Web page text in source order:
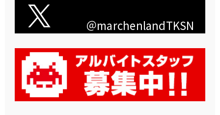
＠marchenlandTKSN